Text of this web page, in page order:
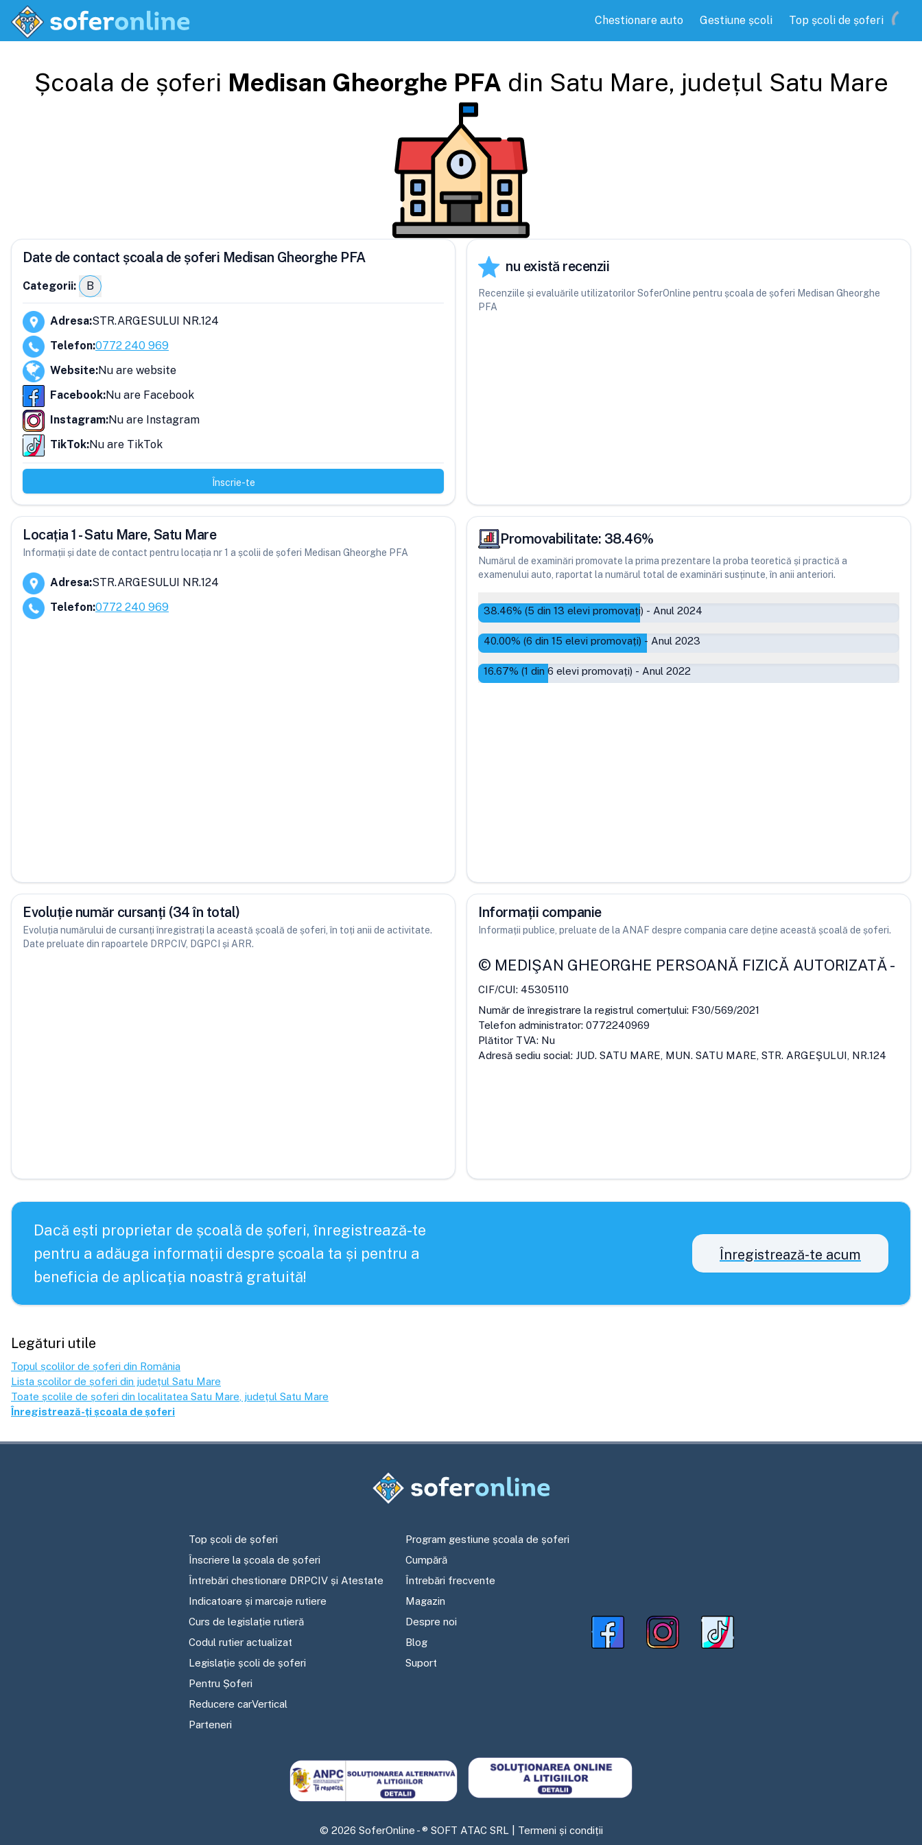
Chestionare auto Gestiune școli Top școli de șoferi
Școala de șoferi Medisan Gheorghe PFA din Satu Mare, județul Satu Mare
Date de contact școala de șoferi Medisan Gheorghe PFA
Categorii: B
Adresa:STR.ARGESULUI NR.124
Telefon:0772 240 969
Website:Nu are website
Facebook:Nu are Facebook
Instagram:Nu are Instagram
TikTok:Nu are TikTok
Înscrie-te
nu există recenzii
Recenziile și evaluările utilizatorilor SoferOnline pentru școala de șoferi Medisan Gheorghe
PFA
Locația 1 - Satu Mare, Satu Mare
Informații și date de contact pentru locația nr 1 a școlii de șoferi Medisan Gheorghe PFA
Adresa:STR.ARGESULUI NR.124
Telefon:0772 240 969
Promovabilitate: 38.46%
Numărul de examinări promovate la prima prezentare la proba teoretică și practică a
examenului auto, raportat la numărul total de examinări susținute, în anii anteriori.
38.46% (5 din 13 elevi promovați) - Anul 2024
40.00% (6 din 15 elevi promovați) - Anul 2023
16.67% (1 din 6 elevi promovați) - Anul 2022
Evoluție număr cursanți (34 în total)
Evoluția numărului de cursanți înregistrați la această școală de șoferi, în toți anii de activitate.
Date preluate din rapoartele DRPCIV, DGPCI și ARR.
Informații companie
Informații publice, preluate de la ANAF despre compania care deține această școală de șoferi.
© MEDIŞAN GHEORGHE PERSOANĂ FIZICĂ AUTORIZATĂ-
CIF/CUI: 45305110
Număr de înregistrare la registrul comerțului: F30/569/2021
Telefon administrator: 0772240969
Plătitor TVA: Nu
Adresă sediu social: JUD. SATU MARE, MUN. SATU MARE, STR. ARGEŞULUI, NR.124
Dacă ești proprietar de școală de șoferi, înregistrează-te
pentru a adăuga informații despre școala ta și pentru a
beneficia de aplicația noastră gratuită!
Înregistrează-te acum
Legături utile
Topul școlilor de șoferi din România
Lista școlilor de șoferi din județul Satu Mare
Toate școlile de șoferi din localitatea Satu Mare , județul Satu Mare
Înregistrează-ți școala de șoferi
Top școli de șoferi
Înscriere la școala de șoferi
Întrebări chestionare DRPCIV și Atestate
Indicatoare și marcaje rutiere
Curs de legislație rutieră
Codul rutier actualizat
Legislație școli de șoferi
Pentru Șoferi
Reducere carVertical
Parteneri
Program gestiune școala de șoferi
Cumpără
Întrebări frecvente
Magazin
Despre noi
Blog
Suport
© 2026 SoferOnline - ® SOFT ATAC SRL | Termeni și condiții